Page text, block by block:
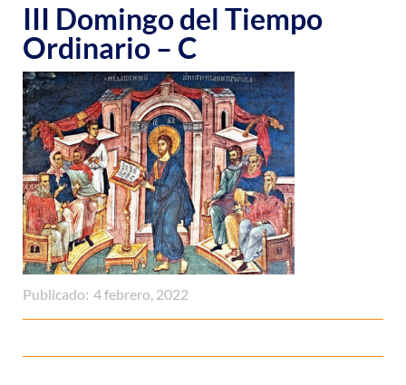
III Domingo del Tiempo
Ordinario – C
Publicado: 4 febrero, 2022